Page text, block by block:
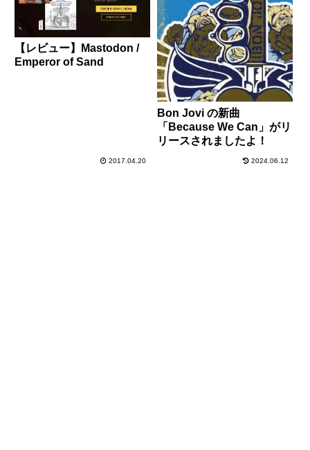
【レビュー】Mastodon /
Emperor of Sand
2017.04.20
Bon Jovi の新曲
「Because We Can」がリ
リースされましたよ！
2024.06.12